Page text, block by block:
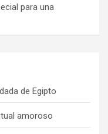
para una
de Egipto
amoroso